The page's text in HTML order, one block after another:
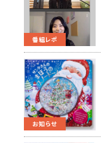
番組レポ
お知らせ